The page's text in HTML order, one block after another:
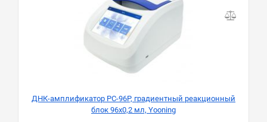
ДНК-амплификатор PC-96P, градиентный реакционный
блок 96х0,2 мл, Yooning